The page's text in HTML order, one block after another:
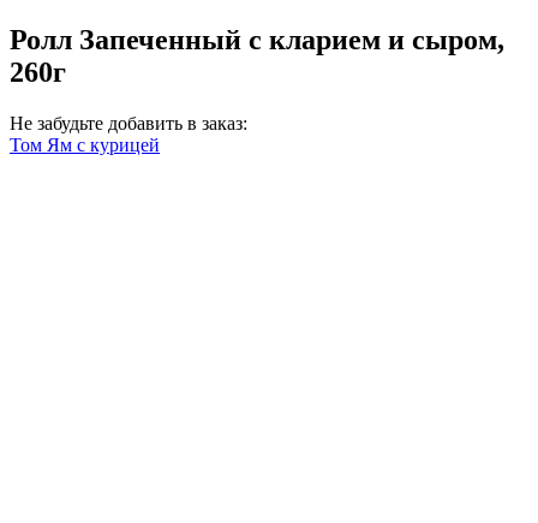
Ролл Запеченный с кларием и сыром,
260г
Не забудьте добавить в заказ:
Том Ям с курицей